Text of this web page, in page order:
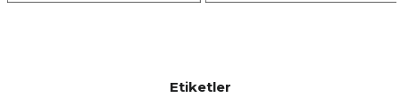
Etiketler